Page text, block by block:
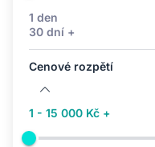
1 den
30 dní +
Cenové rozpětí
1 - 15 000 Kč +